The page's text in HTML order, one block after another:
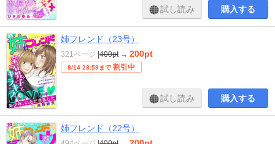
試し読み 購入する
姉フレンド（23号）
321ページ |400pt → 200pt
8/14 23:59まで 割引中
試し読み 購入する
姉フレンド（22号）